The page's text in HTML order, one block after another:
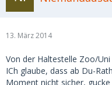
13. März 2014
Von der Haltestelle Zoo/
ICh glaube, dass ab Du-
Moment nicht sicher,